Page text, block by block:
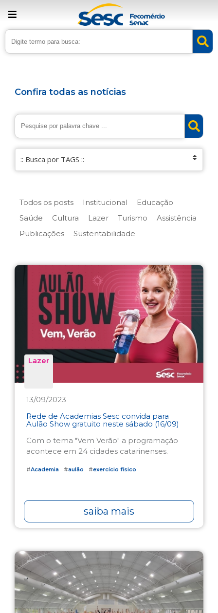
Confira todas as notícias
Todos os posts Institucional
Educação
Saúde
Cultura Lazer Turismo
Assistência
Publicações
Sustentabilidade
Lazer
13/09/2023
Rede de Academias Sesc convida para
Aulão Show gratuito neste sábado (16/09)
Com o tema "Vem Verão" a programação
acontece em 24 cidades catarinenses.
#Academia #aulão #exercício físico
saiba mais